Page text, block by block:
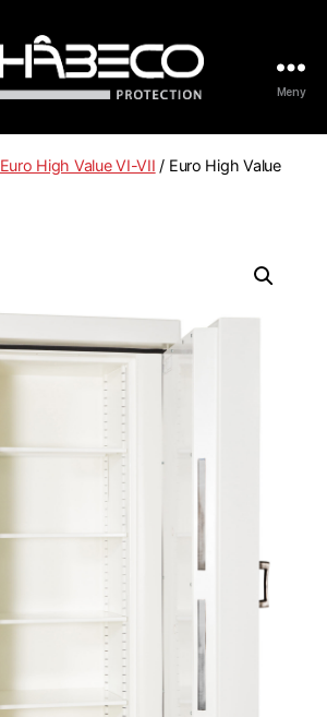
Sverige
Meny
Euro High Value VI-VII / Euro High Value